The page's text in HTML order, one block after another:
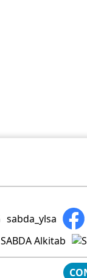
sabda_ylsa
SABDA Alkitab